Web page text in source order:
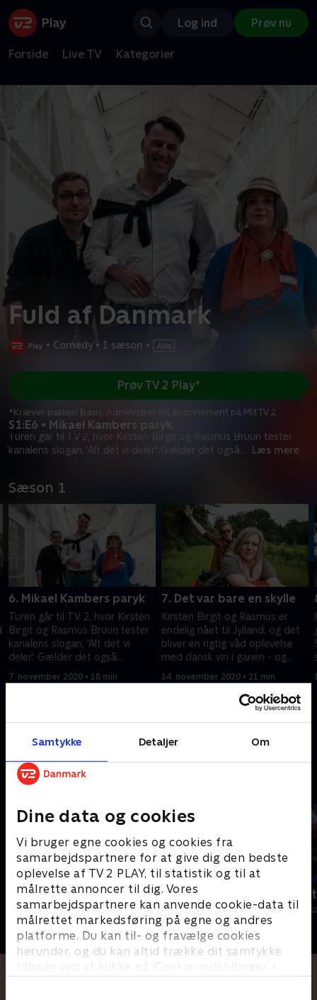
Samtykke Detaljer Om
Dine data og cookies
Vi bruger egne cookies og cookies fra
samarbejdspartnere for at give dig den bedste
oplevelse af TV 2 PLAY, til statistik og til at
målrette annoncer til dig. Vores
samarbejdspartnere kan anvende cookie-data til
målrettet markedsføring på egne og andres
platforme. Du kan til- og fravælge cookies
herunder, og du kan altid trække dit samtykke
tilbage ved at klikke på ’Cookie-indstillinger’ i
Log ind Prøv nu
Forside Live TV Kategorier
Fuld af Danmark
• Comedy • 1 sæson •
S1:E6 • Mikael Kambers paryk
Turen går til TV 2, hvor Kirsten Birgit og Rasmus Bruun tester
kanalens slogan, 'Alt det vi deler'. Gælder det også... Læs mere
Prøv TV 2 Play*
*Kræver pakken Basis. Administrer dit abonnement på Mit TV 2.
Sæson 1
6. Mikael Kambers paryk
Turen går til TV 2, hvor Kirsten
Birgit og Rasmus Bruun tester
kanalens slogan, 'Alt det vi
deler'. Gælder det også
Kambers paryk?
7. november 2020 • 18 min
7. Det var bare en skylle
Kirsten Birgit og Rasmus er
endelig nået til Jylland, og det
bliver en rigtig våd oplevelse
med dansk vin i ganen - og
14. november 2020 • 21 min
Andre så også
Jonatan Spang - Typisk
Comedy
Anders
Comedy • 1